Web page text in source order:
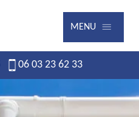
MENU
06 03 23 62 33